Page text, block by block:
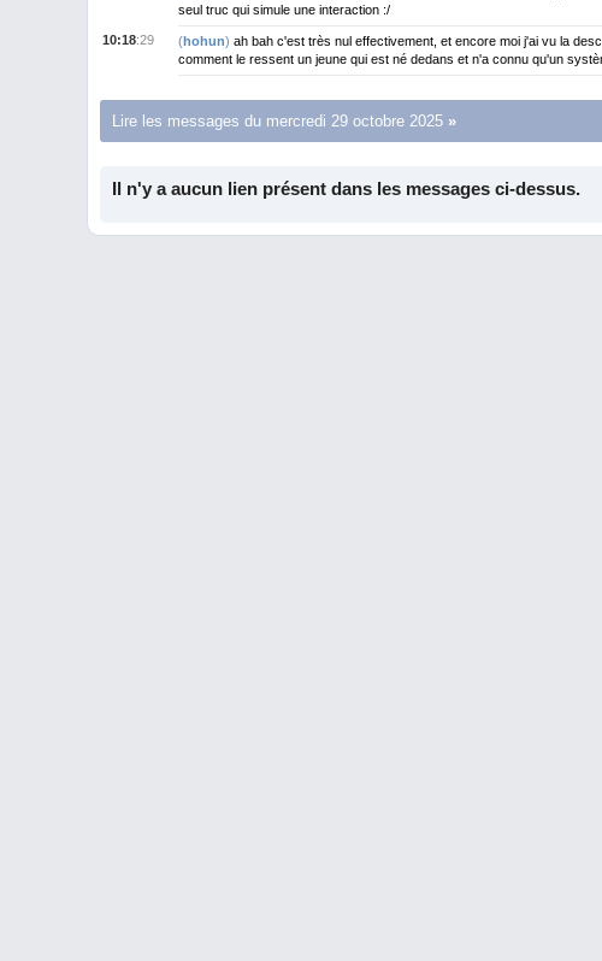
seul truc qui simule une interaction :/
10:18:29 (hohun) ah bah c'est très nul effectivement, et encore moi j'ai vu la
comment le ressent un jeune qui est né dedans et n'a connu qu'un
Lire les messages du mercredi 29 octobre 2025
Il n'y a aucun lien présent dans les messages ci-dessus.